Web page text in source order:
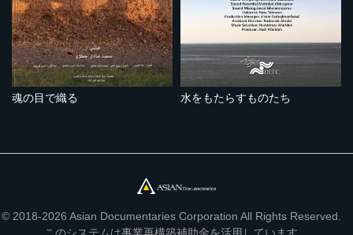
魂の目で織る 水をもたらすものたち
© 2018-2026 Asian Documentaries Corporation All Rights Reserved.